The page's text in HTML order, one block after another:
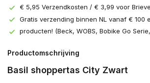
€ 5,95 Verzendkosten / € 3,99 voor
Gratis verzending binnen NL vanaf € 100
producten! (Beck, WOBS, Bobike Go
Productomschrijving
Basil shoppertas City Zwart